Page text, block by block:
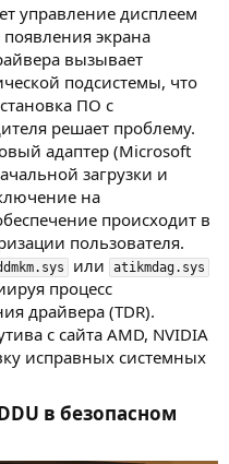
управление дисплеем
экрана
вызывает
подсистемы, что
ПО с
решает проблему.
адаптер (Microsoft
загрузки и
на
происходит в
пользователя.
или atikmdag.sys
процесс
драйвера (TDR).
с сайта AMD, NVIDIA
исправных системных
в безопасном